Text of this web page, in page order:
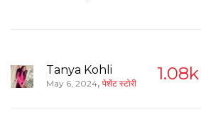
Tanya Kohli
May 6, 2024, पेशेंट स्टोरी 1.08k